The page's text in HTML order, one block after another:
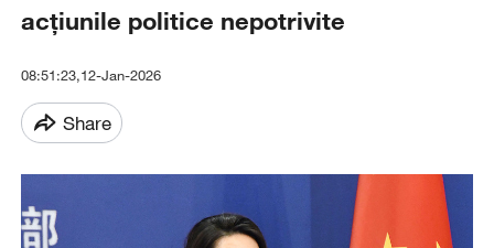
acțiunile politice nepotrivite
08:51:23,12-Jan-2026
Share